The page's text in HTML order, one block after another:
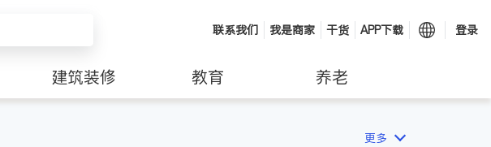
联系我们 我是商家 干货 APP下载 登录
建筑装修 教育 养老
更多